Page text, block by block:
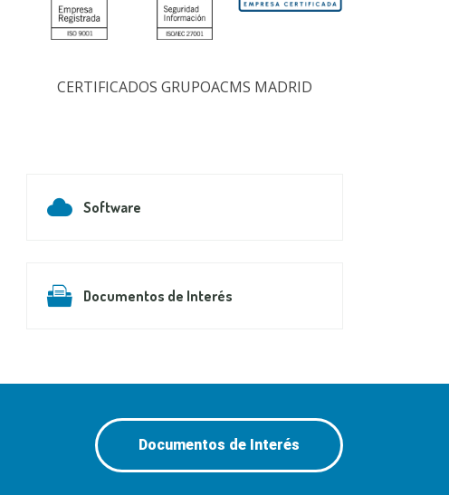
CERTIFICADOS GRUPOACMS MADRID
Software
Documentos de Interés
Documentos de Interés